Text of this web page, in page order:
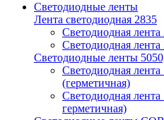
Светодиодные ленты
Лента светодиодная 2835
Светодиодная
Светодиодная
Светодиодные ленты
Светодиодная
(герметичная)
Светодиодная
герметичная)